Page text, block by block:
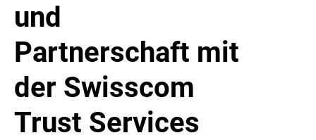
und
Partnerschaft mit
der Swisscom
Trust Services